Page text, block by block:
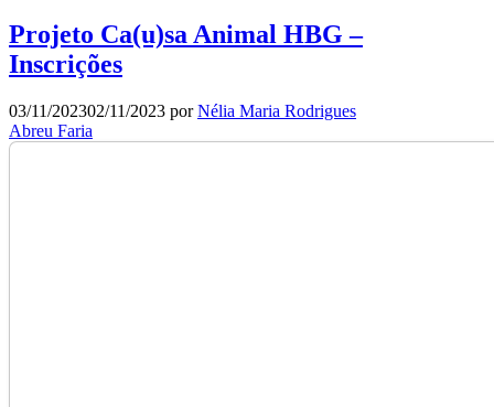
Projeto Ca(u)sa Animal HBG –
Inscrições
03/11/202302/11/2023 porNélia Maria Rodrigues
Abreu Faria